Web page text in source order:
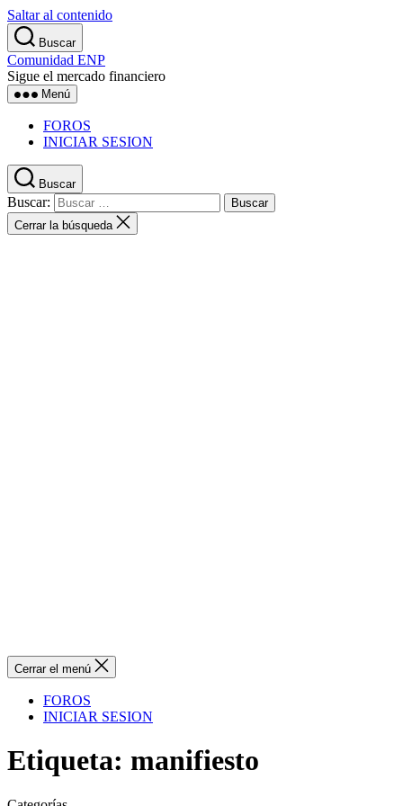
Saltar al contenido
Buscar
Comunidad ENP
Sigue el mercado financiero
Menú
FOROS
INICIAR SESION
Buscar
Buscar:
Cerrar la búsqueda
Cerrar el menú
FOROS
INICIAR SESION
Etiqueta: manifiesto